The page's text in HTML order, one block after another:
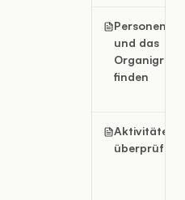
Personen,
und das
finden
Aktivitäten
überprüfen